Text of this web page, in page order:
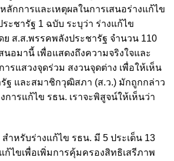
ลักการและเหตุผลในการเสนอร่างแก้ไข
ะชารัฐ 1 ฉบับ ระบุว่า ร่างแก้ไข
ส.ส.พรรคพลังประชารัฐ จำนวน 110
นอมานี้ เพื่อแสดงถึงความจริงใจและ
ารแสวงจุดร่วม สงวนจุดต่าง เพื่อให้เห็น
ฐ และสมาชิกวุฒิสภา (ส.ว.) มักถูกกล่าว
ารแก้ไข รธน. เราจะพิสูจน์ให้เห็นว่า
ำหรับร่างแก้ไข รธน. มี 5 ประเด็น 13
ก้ไขเพื่อเพิ่มการคุ้มครองสิทธิเสรีภาพ